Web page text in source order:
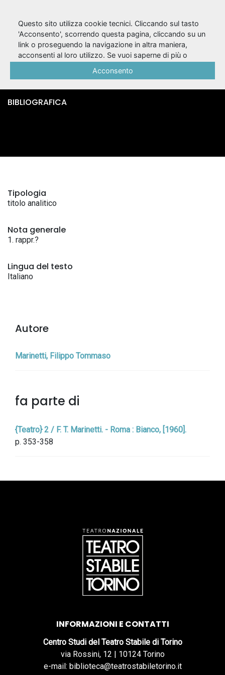
Le luci / F. T.
Marinetti
BIBLIOGRAFICA
Tipologia
titolo analitico
Nota generale
1. rappr.?
Lingua del testo
Italiano
Autore
Marinetti, Filippo Tommaso
fa parte di
{Teatro} 2 / F. T. Marinetti. - Roma : Bianco, [1960].
p. 353-358
INFORMAZIONI E CONTATTI
Centro Studi del Teatro Stabile di Torino
via Rossini, 12 | 10124 Torino
e-mail: biblioteca@teatrostabiletorino.it
Questo sito utilizza cookie tecnici. Cliccando sul tasto
'Acconsento', scorrendo questa pagina, cliccando su un
link o proseguendo la navigazione in altra maniera,
acconsenti al loro utilizzo. Se vuoi saperne di più o
Acconsento